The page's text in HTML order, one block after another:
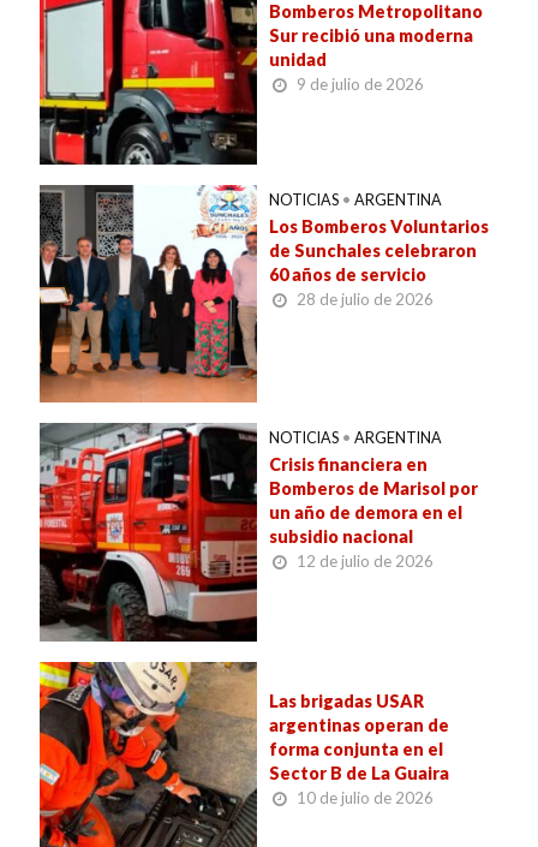
Bomberos Metropolitano
Sur recibió una moderna
unidad
9 de julio de 2026
NOTICIAS • ARGENTINA
Los Bomberos Voluntarios
de Sunchales celebraron
60 años de servicio
28 de julio de 2026
NOTICIAS • ARGENTINA
Crisis financiera en
Bomberos de Marisol por
un año de demora en el
subsidio nacional
12 de julio de 2026
Las brigadas USAR
argentinas operan de
forma conjunta en el
Sector B de La Guaira
10 de julio de 2026